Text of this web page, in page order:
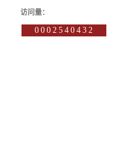
访问量：
0002540432